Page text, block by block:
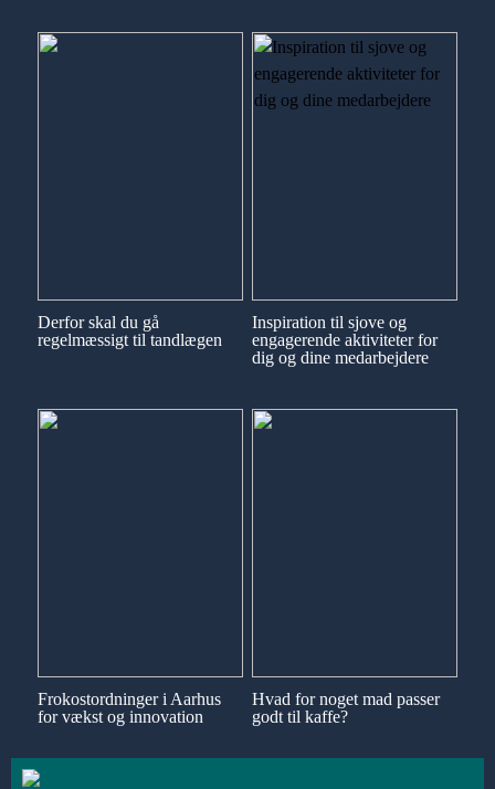
Derfor skal du gå
regelmæssigt til tandlægen
Inspiration til sjove og
engagerende aktiviteter for
dig og dine medarbejdere
Frokostordninger i Aarhus
for vækst og innovation
Hvad for noget mad passer
godt til kaffe?